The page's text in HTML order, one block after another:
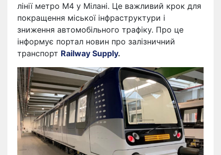
лінії метро M4 у Мілані. Це важливий крок для
покращення міської інфраструктури і
зниження автомобільного трафіку. Про це
інформує портал новин про залізничний
транспорт Railway Supply.